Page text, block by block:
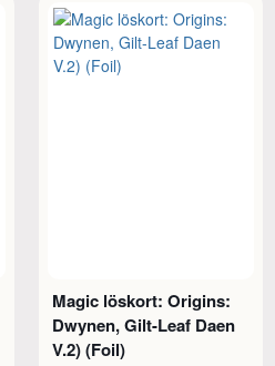
Magic löskort: Origins:
Dwynen, Gilt-Leaf Daen
V.2) (Foil)